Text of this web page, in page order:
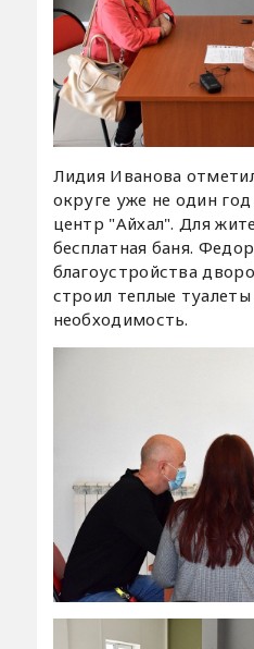
Лидия Иванова
округе уже не один
центр "Айхал". Для
бесплатная баня.
благоустройства
строил теплые
необходимость.